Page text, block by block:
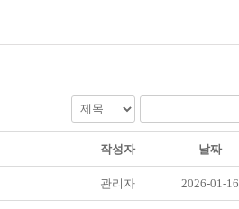
작성자 날짜
관리자 2026-01-16